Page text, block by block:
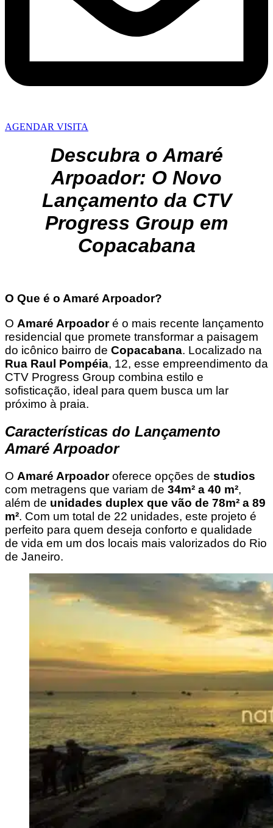
AGENDAR VISITA
Descubra o Amaré
Arpoador: O Novo
Lançamento da CTV
Progress Group em
Copacabana
O Que é o Amaré Arpoador?
O Amaré Arpoadoré o mais recente lançamento
residencial que promete transformar a paisagem
do icônico bairro de Copacabana. Localizado na
Rua Raul Pompéia, 12, esse empreendimento da
CTV Progress Group combina estilo e
sofisticação, ideal para quem busca um lar
próximo à praia.
Características do Lançamento
Amaré Arpoador
O Amaré Arpoadoroferece opções de studios
com metragens que variam de 34m² a 40 m²,
além de unidades duplex que vão de 78m² a 89
m². Com um total de 22 unidades, este projeto é
perfeito para quem deseja conforto e qualidade
de vida em um dos locais mais valorizados do Rio
de Janeiro.